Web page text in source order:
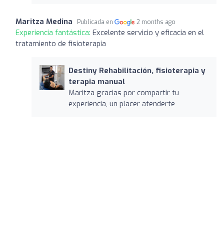
Maritza Medina Publicada en 2 months ago
Experiencia fantástica: Excelente servicio y eficacia en el
tratamiento de fisioterapia
Destiny Rehabilitación, fisioterapia y
terapia manual
Maritza gracias por compartir tu
experiencia, un placer atenderte